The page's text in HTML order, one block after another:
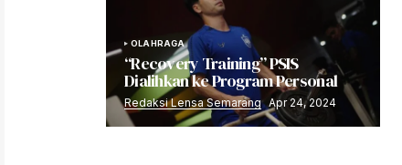
OLAHRAGA
“Recovery Training” PSIS
Dialihkan ke Program Personal
Redaksi Lensa Semarang Apr 24, 2024